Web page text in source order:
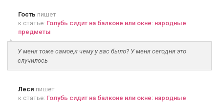
Гость пишет
к статье: Голубь сидит на балконе или окне: народные
предметы
У меня тоже самое,к чему у вас было? У меня сегодня это
случилось
Леся пишет
к статье: Голубь сидит на балконе или окне: народные